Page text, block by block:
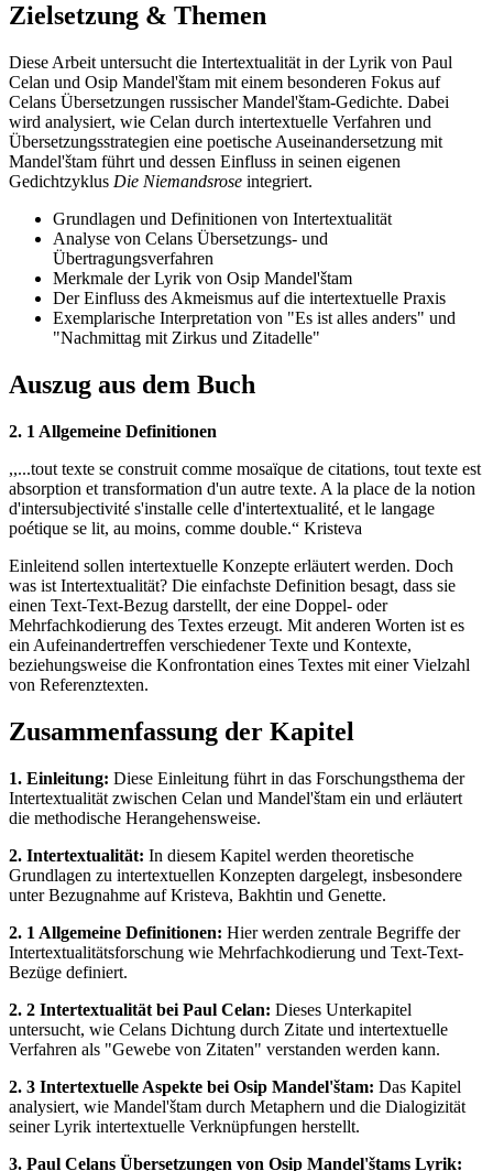
Zielsetzung & Themen
Diese Arbeit untersucht die Intertextualität in der Lyrik von Paul
Celan und Osip Mandel'štam mit einem besonderen Fokus auf
Celans Übersetzungen russischer Mandel'štam-Gedichte. Dabei
wird analysiert, wie Celan durch intertextuelle Verfahren und
Übersetzungsstrategien eine poetische Auseinandersetzung mit
Mandel'štam führt und dessen Einfluss in seinen eigenen
Gedichtzyklus Die Niemandsrose integriert.
Grundlagen und Definitionen von Intertextualität
Analyse von Celans Übersetzungs- und
Übertragungsverfahren
Merkmale der Lyrik von Osip Mandel'štam
Der Einfluss des Akmeismus auf die intertextuelle Praxis
Exemplarische Interpretation von "Es ist alles anders" und
"Nachmittag mit Zirkus und Zitadelle"
Auszug aus dem Buch
2. 1 Allgemeine Definitionen
,,...tout texte se construit comme mosaïque de citations, tout texte est
absorption et transformation d'un autre texte. A la place de la notion
d'intersubjectivité s'installe celle d'intertextualité, et le langage
poétique se lit, au moins, comme double.“ Kristeva
Einleitend sollen intertextuelle Konzepte erläutert werden. Doch
was ist Intertextualität? Die einfachste Definition besagt, dass sie
einen Text-Text-Bezug darstellt, der eine Doppel- oder
Mehrfachkodierung des Textes erzeugt. Mit anderen Worten ist es
ein Aufeinandertreffen verschiedener Texte und Kontexte,
beziehungsweise die Konfrontation eines Textes mit einer Vielzahl
von Referenztexten.
Zusammenfassung der Kapitel
1. Einleitung: Diese Einleitung führt in das Forschungsthema der
Intertextualität zwischen Celan und Mandel'štam ein und erläutert
die methodische Herangehensweise.
2. Intertextualität: In diesem Kapitel werden theoretische
Grundlagen zu intertextuellen Konzepten dargelegt, insbesondere
unter Bezugnahme auf Kristeva, Bakhtin und Genette.
2. 1 Allgemeine Definitionen: Hier werden zentrale Begriffe der
Intertextualitätsforschung wie Mehrfachkodierung und Text-Text-
Bezüge definiert.
2. 2 Intertextualität bei Paul Celan: Dieses Unterkapitel
untersucht, wie Celans Dichtung durch Zitate und intertextuelle
Verfahren als "Gewebe von Zitaten" verstanden werden kann.
2. 3 Intertextuelle Aspekte bei Osip Mandel'štam: Das Kapitel
analysiert, wie Mandel'štam durch Metaphern und die Dialogizität
seiner Lyrik intertextuelle Verknüpfungen herstellt.
3. Paul Celans Übersetzungen von Osip Mandel'štams Lyrik: